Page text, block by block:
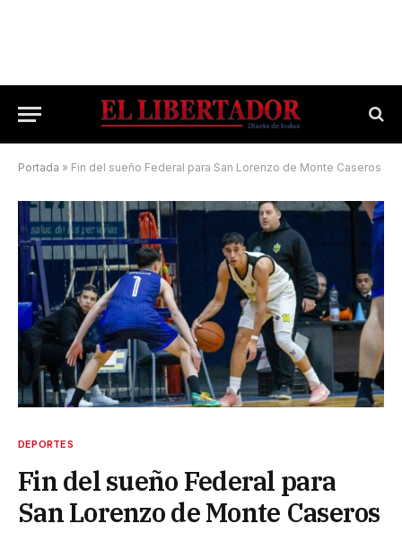
Portada » Fin del sueño Federal para San Lorenzo de Monte Caseros
DEPORTES
Fin del sueño Federal para
San Lorenzo de Monte Caseros